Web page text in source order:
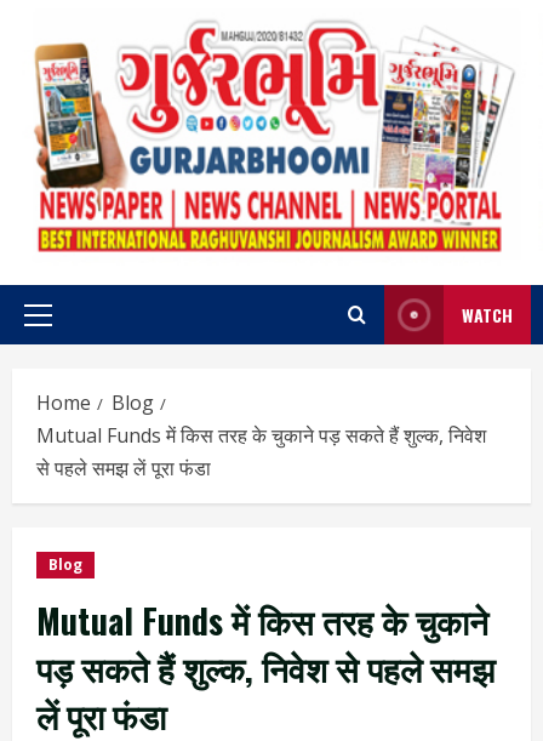
content
Primary
WATCH
Home
Blog
Mutual Funds में किस तरह के चुकाने पड़ सकते हैं शुल्क, निवेश
से पहले समझ लें पूरा फंडा
Blog
Mutual Funds में किस तरह के चुकाने
पड़ सकते हैं शुल्क, निवेश से पहले समझ
लें पूरा फंडा